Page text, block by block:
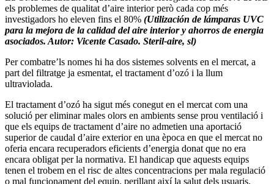
els problemes de qualitat d’aire interior però cada cop més
investigadors ho eleven fins el 80% (Utilización de lámparas UVC
para la mejora de la calidad del aire interior y ahorros de energia
asociados. Autor: Vicente Casado. Steril-aire, sl)
Per combatre’ls nomes hi ha dos sistemes solvents en el mercat, a
part del filtratge ja esmentat, el tractament d’ozó i la llum
ultraviolada.
El tractament d’ozó ha sigut més conegut en el mercat com una
solució per eliminar males olors en ambients sense prou ventilació i
que els equips de tractament d’aire no admetien una aportació
superior de caudal d’aire exterior en una època en que el mercat no
oferia encara recuperadors eficients d’energia donat que no era
encara obligat per la normativa. El handicap que aquests equips
tenen el trobem en el risc de altes concentracions per mala regulació
o mal funcionament del equip, perillant així la salut dels usuaris.